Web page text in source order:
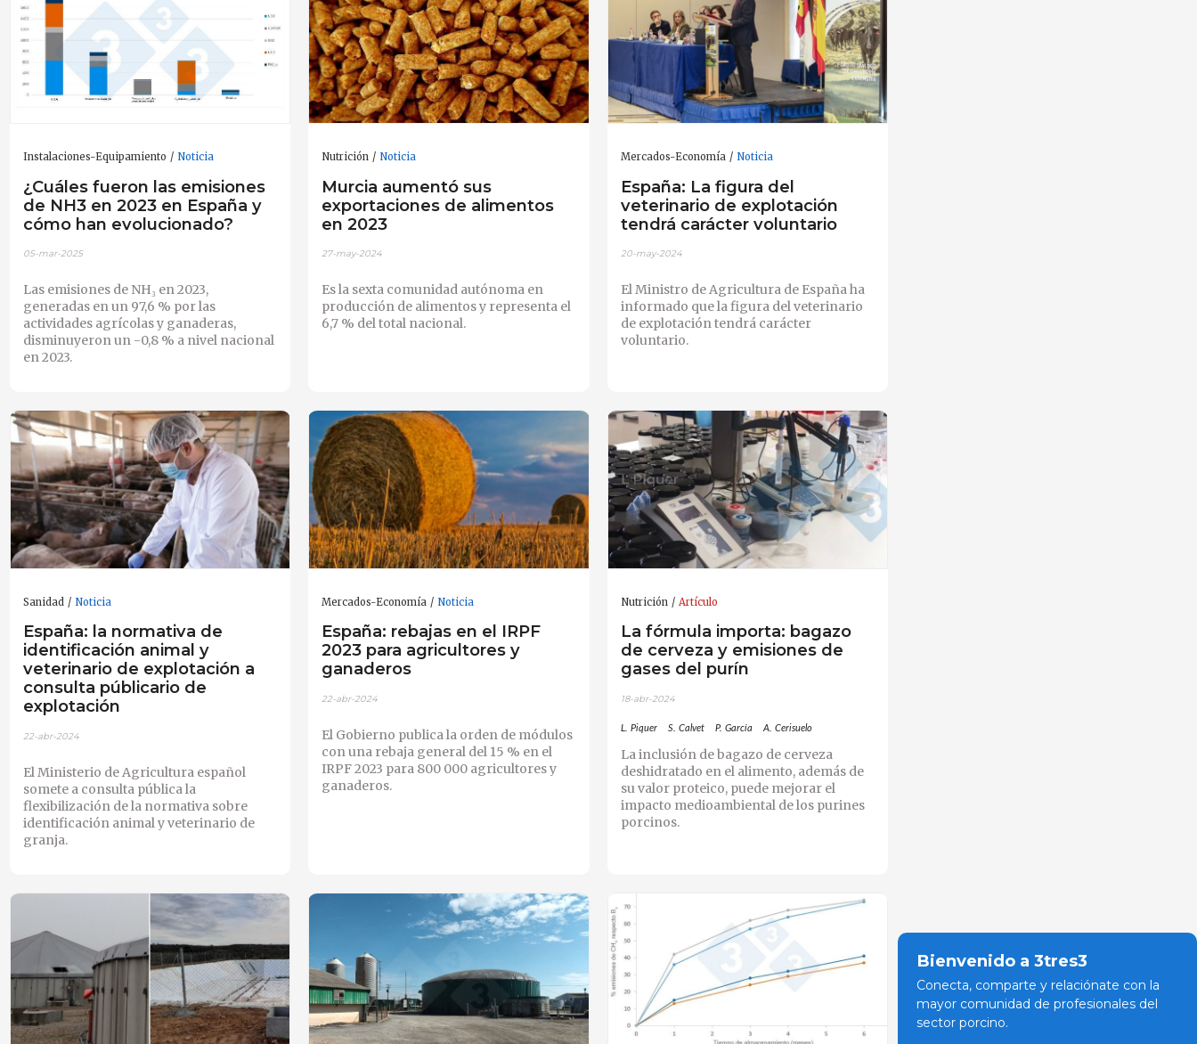
Instalaciones-Equipamiento Noticia
¿Cuáles fueron las emisiones
de NH3 en 2023 en España y
cómo han evolucionado?
05-mar-2025
Las emisiones de NH₃ en 2023,
generadas en un 97,6 % por las
actividades agrícolas y ganaderas,
disminuyeron un -0,8 % a nivel nacional
en 2023.
Nutrición Noticia
Murcia aumentó sus
exportaciones de alimentos
en 2023
27-may-2024
Es la sexta comunidad autónoma en
producción de alimentos y representa el
6,7 % del total nacional.
Mercados-Economía Noticia
España: La figura del
veterinario de explotación
tendrá carácter voluntario
20-may-2024
El Ministro de Agricultura de España ha
informado que la figura del veterinario
de explotación tendrá carácter
voluntario.
Sanidad Noticia
España: la normativa de
identificación animal y
veterinario de explotación a
consulta públicario de
explotación
22-abr-2024
El Ministerio de Agricultura español
somete a consulta pública la
flexibilización de la normativa sobre
identificación animal y veterinario de
granja.
Mercados-Economía Noticia
España: rebajas en el IRPF
2023 para agricultores y
ganaderos
22-abr-2024
El Gobierno publica la orden de módulos
con una rebaja general del 15 % en el
IRPF 2023 para 800 000 agricultores y
ganaderos.
Nutrición Artículo
La fórmula importa: bagazo
de cerveza y emisiones de
gases del purín
18-abr-2024
L. Piquer S. Calvet P. García A. Cerisuelo
La inclusión de bagazo de cerveza
deshidratado en el alimento, además de
su valor proteico, puede mejorar el
impacto medioambiental de los purines
porcinos.
Bienvenido a 3tres3
Conecta, comparte y relaciónate con la
mayor comunidad de profesionales del
sector porcino.